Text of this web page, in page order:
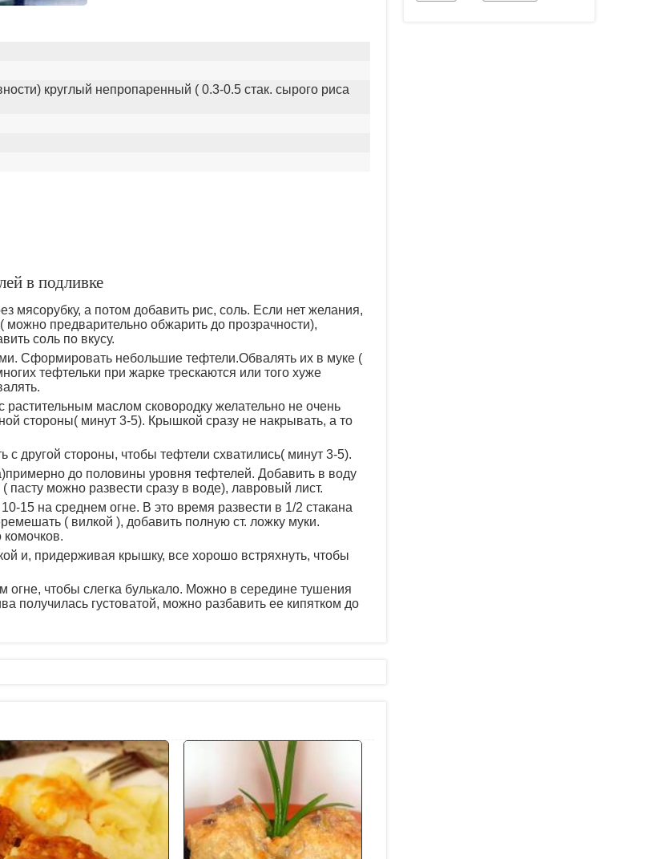
круглый непропаренный ( 0.3-0.5 стак. сырого риса
в подливке
мясорубку, а потом добавить рис, соль. Если нет желания,
можно предварительно обжарить до прозрачности),
соль по вкусу.
Сформировать небольшие тефтели.Обвалять их в муке (
тефтельки при жарке трескаются или того хуже
маслом сковородку желательно не очень
стороны( минут 3-5). Крышкой сразу не накрывать, а то
с другой стороны, чтобы тефтели схватились( минут 3-5).
до половины уровня тефтелей. Добавить в воду
пасту можно развести сразу в воде), лавровый лист.
15 на среднем огне. В это время развести в 1/2 стакана
( вилкой ), добавить полную ст. ложку муки.
и, придерживая крышку, все хорошо встряхнуть, чтобы
чтобы слегка булькало. Можно в середине тушения
получилась густоватой, можно разбавить ее кипятком до